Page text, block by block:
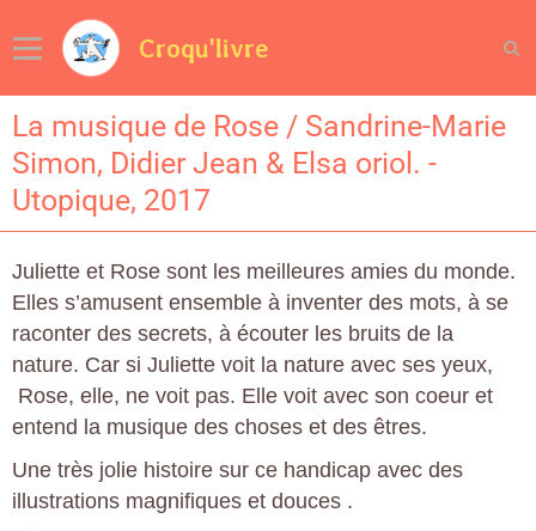
Croqu'livre
La musique de Rose / Sandrine-Marie
Simon, Didier Jean & Elsa oriol. -
Utopique, 2017
Juliette et Rose sont les meilleures amies du monde.
Elles s’amusent ensemble à inventer des mots, à se
raconter des secrets, à écouter les bruits de la
nature. Car si Juliette voit la nature avec ses yeux,
Rose, elle, ne voit pas. Elle voit avec son coeur et
entend la musique des choses et des êtres.
Une très jolie histoire sur ce handicap avec des
illustrations magnifiques et douces .